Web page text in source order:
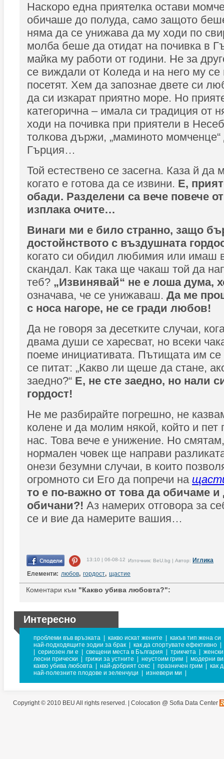
Наскоро една приятелка остави
обичаше до полуда, само защото
няма да се унижава да му ходи по
молба беше да отидат на почивка в
майка му работи от години. Не за
се виждали от Коледа и на него му
посетят. Хем да запознае двете си
да си изкарат приятно море. Но
категорична – имала си традиция от
ходи на почивка при приятели в
толкова държи, „маминото
Гърция…
Той естествено се засегна. Каза й да
когато е готова да се извини. Е,
обади. Разделени са вече повече
изплака очите…
Винаги ми е било странно, защо
достойнството с въздушната
когато си обидил любимия или имаш
скандал. Как така ще чакаш той да
теб? „Извинявай“ не е лоша дума,
означава, че се унижаваш. Да ме
с носа нагоре, не се гради любов!
Да не говоря за десетките случаи,
двама души се харесват, но всеки
поеме инициативата. Пътищата им се
се питат: „Какво ли щеше да стане,
заедно?“ Е, не сте заедно, но нали
гордост!
Не ме разбирайте погрешно, не
колене и да молим някой, който и пет
нас. Това вече е унижение. Но
нормален човек ще направи
онези безумни случаи, в които
огромното си Его да попречи на
то е по-важно от това да обичаме
обичани?! Аз намерих отговора за
се и вие да намерите вашия…
13:10 | 06-08-12 Източник: BeU.bg | Автор: Иглика
Елементи: любов, гордост, щастие
Коментари към "Какво убива любовта?":
Интересно
проблеми във връзката какво искат жените
какъв тип жена си
най-подходящите зодии за брак
как да спортувате ефективно
сериозен ли е свещени места в България трикчета
лесни прически
грижи за устните неустоим грим
модерни
какво убива любовта
най-добрият секс празничен грим
как
най-полезните плодове и зеленчуци
изневери ми
Copyright © 2010 BEU All rights reserved. | Colocation @ Sofia Data Center